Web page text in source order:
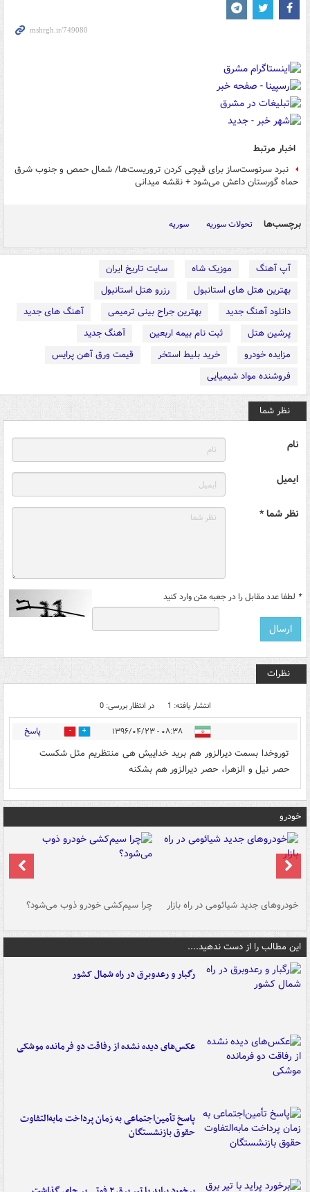
اخبار مرتبط
نبرد سرنوست‌ساز برای قیچی کردن تروریست‌ها/ شمال حمص و جنوب شرق
حماه گورستان داعش می‌شود + نقشه میدانی
برچسب‌ها تحولات سوریه سوریه
آپ آهنگ موزیک شاه
سایت تاریخ ایران
بهترین هتل های استانبول
رزرو هتل استانبول
دانلود آهنگ جدید
بهترین جراح بینی ترمیمی
آهنگ های جدید
پرشین هتل
ثبت نام بیمه اربعین
آهنگ جدید
مزایده خودرو
خرید بلیط استخر
قیمت ورق آهن پرایس
فروشنده مواد شیمیایی
نظر شما
نام
ایمیل
نظر شما *
* لطفا عدد مقابل را در جعبه متن وارد کنید
نظرات
انتشار یافته: 1 در انتظار بررسی: 0
۰۸:۳۸ - ۱۳۹۶/۰۴/۲۳ 12 پاسخ
توروخدا بسمت دیرالزور هم برید خداییش هی منتظریم مثل شکست
حصر نیل و الزهرا، حصر دیرالزور هم بشکنه
خودرو
خودروهای جدید شیائومی در راه بازار چرا سیم‌کشی خودرو ذوب می‌شود؟
این مطالب را از دست ندهید....
رگبار و رعدوبرق در راه شمال کشور
عکس‌های دیده نشده از رفاقت دو فرمانده‌ موشکی
پاسخ تأمین‌اجتماعی به زمان پرداخت مابه‌التفاوت
حقوق بازنشستگان